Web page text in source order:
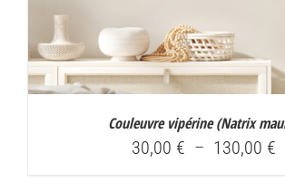
Couleuvre vipérine (Natrix
30,00 € – 130,00 €